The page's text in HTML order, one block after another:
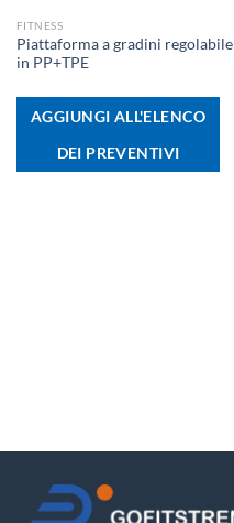
FITNESS
Piattaforma a gradini regolabile
in PP+TPE
AGGIUNGI ALL'ELENCO
DEI PREVENTIVI